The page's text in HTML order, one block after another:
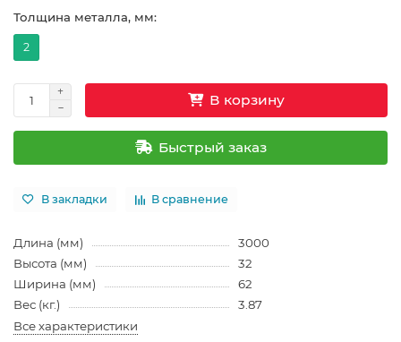
Толщина металла, мм:
2
В корзину
Быстрый заказ
В закладки В сравнение
Длина (мм)
3000
Высота (мм)
32
Ширина (мм)
62
Вес (кг.)
3.87
Все характеристики